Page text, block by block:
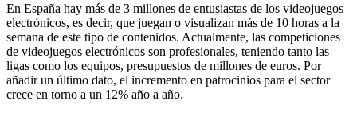
En España hay más de 3 millones de entusiastas de los videojuegos
electrónicos, es decir, que juegan o visualizan más de 10 horas a la
semana de este tipo de contenidos. Actualmente, las competiciones
de videojuegos electrónicos son profesionales, teniendo tanto las
ligas como los equipos, presupuestos de millones de euros. Por
añadir un último dato, el incremento en patrocinios para el sector
crece en torno a un 12% año a año.